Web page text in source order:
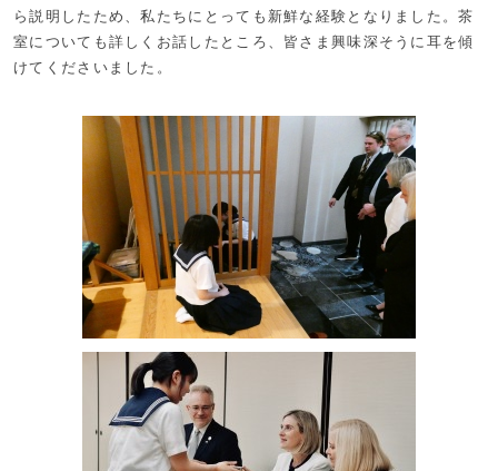
ら説明したため、私たちにとっても新鮮な経験となりました。茶
室についても詳しくお話したところ、皆さま興味深そうに耳を傾
けてくださいました。